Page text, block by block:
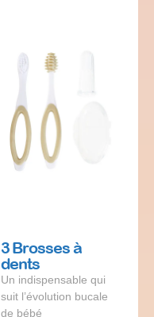
3 Brosses à
dents
Un indispensable qui
suit l’évolution bucale
de bébé